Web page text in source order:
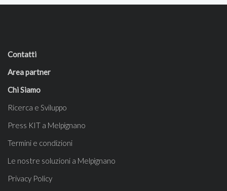
Contatti
Area partner
Chi Siamo
Ricerca e Sviluppo
Press KIT a Melpignano
Termini e condizioni
Le nostre soluzioni a Melpignano
Privacy Policy